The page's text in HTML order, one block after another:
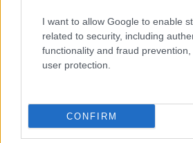
I want to allow Google to enable
related to security, including
functionality and fraud
user protection.
CONFIRM
árulta el a részleteket